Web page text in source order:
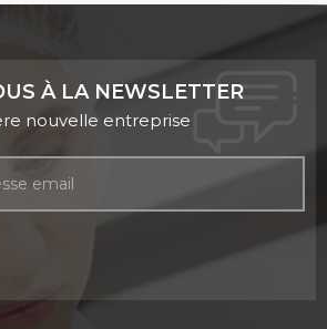
À LA NEWSLETTER
nouvelle entreprise